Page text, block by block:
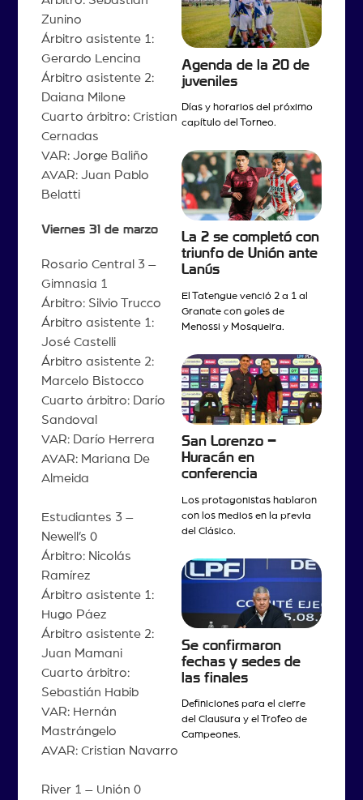
Zunino
Árbitro asistente 1:
Gerardo Lencina
Árbitro asistente 2:
Daiana Milone
Cuarto árbitro: Cristian
Cernadas
VAR: Jorge Baliño
AVAR: Juan Pablo
Belatti
Viernes 31 de marzo
Rosario Central 3 –
Gimnasia 1
Árbitro: Silvio Trucco
Árbitro asistente 1:
José Castelli
Árbitro asistente 2:
Marcelo Bistocco
Cuarto árbitro: Darío
Sandoval
VAR: Darío Herrera
AVAR: Mariana De
Almeida
Estudiantes 3 –
Newell’s 0
Árbitro: Nicolás
Ramírez
Árbitro asistente 1:
Hugo Páez
Árbitro asistente 2:
Juan Mamani
Cuarto árbitro:
Sebastián Habib
VAR: Hernán
Mastrángelo
AVAR: Cristian Navarro
River 1 – Unión 0
Agenda de la 20 de
juveniles
Días y horarios del próximo
capítulo del Torneo.
La 2 se completó con
triunfo de Unión ante
Lanús
El Tatengue venció 2 a 1 al
Granate con goles de
Menossi y Mosqueira.
San Lorenzo –
Huracán en
conferencia
Los protagonistas hablaron
con los medios en la previa
del Clásico.
Se confirmaron
fechas y sedes de
las finales
Definiciones para el cierre
del Clausura y el Trofeo de
Campeones.